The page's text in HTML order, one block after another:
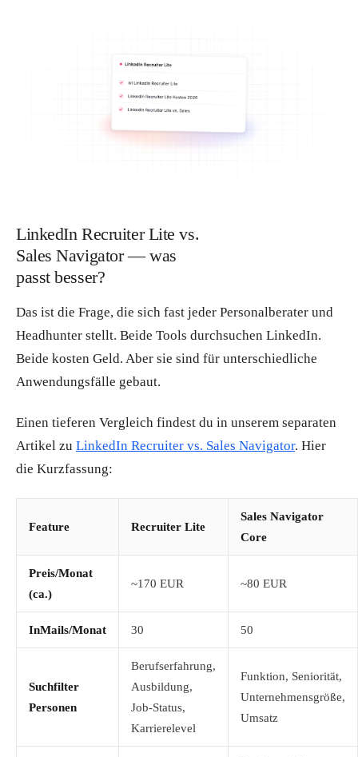
LinkedIn Recruiter Lite vs.
Sales Navigator — was
passt besser?
Das ist die Frage, die sich fast jeder Personalberater und
Headhunter stellt. Beide Tools durchsuchen LinkedIn.
Beide kosten Geld. Aber sie sind für unterschiedliche
Anwendungsfälle gebaut.
Einen tieferen Vergleich findest du in unserem separaten
Artikel zu LinkedIn Recruiter vs. Sales Navigator. Hier
die Kurzfassung:
Feature Recruiter Lite
Sales Navigator
Core
Preis/Monat
(ca.)
~170 EUR ~80 EUR
InMails/Monat 30 50
Suchfilter
Personen
Berufserfahrung,
Ausbildung,
Job-Status,
Karrierelevel
Funktion, Seniorität,
Unternehmensgröße,
Umsatz